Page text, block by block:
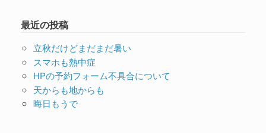
最近の投稿
立秋だけどまだまだ暑い
スマホも熱中症
HPの予約フォーム不具合について
天からも地からも
晦日もうで